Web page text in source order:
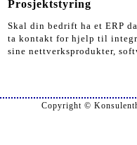
Prosjektstyring
Skal din bedrift ha et ERP
ta kontakt for hjelp til
sine nettverksprodukter,
Copyright ©